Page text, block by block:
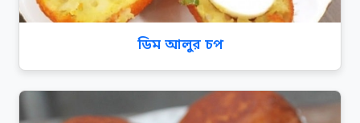
ডিম আলুর চপ